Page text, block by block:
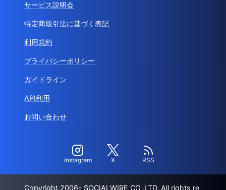
サービス説明会
特定商取引法に基づく表記
利用規約
プライバシーポリシー
ガイドライン
API利用
お問い合わせ
Instagram X RSS
Copyright 2006- SOCIALWIRE CO.,LTD. All rights re